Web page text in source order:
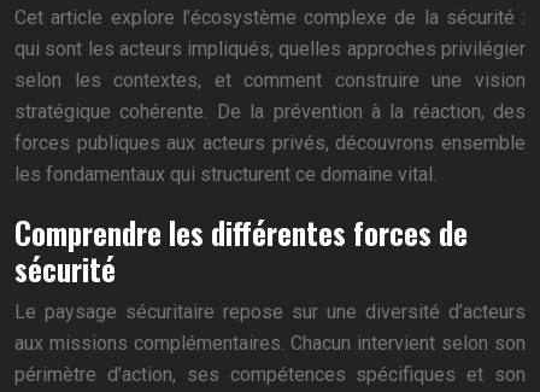
Cet article explore l’écosystème complexe de la sécurité :
qui sont les acteurs impliqués, quelles approches privilégier
selon les contextes, et comment construire une vision
stratégique cohérente. De la prévention à la réaction, des
forces publiques aux acteurs privés, découvrons ensemble
les fondamentaux qui structurent ce domaine vital.
Comprendre les différentes forces de
sécurité
Le paysage sécuritaire repose sur une diversité d’acteurs
aux missions complémentaires. Chacun intervient selon son
périmètre d’action, ses compétences spécifiques et son